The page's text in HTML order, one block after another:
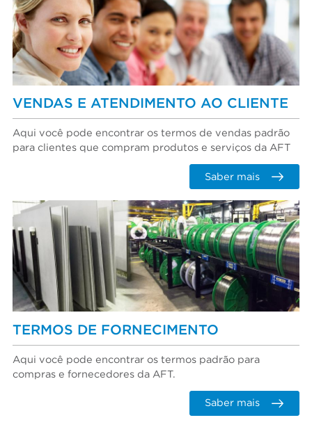
VENDAS E ATENDIMENTO AO CLIENTE
Aqui você pode encontrar os termos de vendas padrão
para clientes que compram produtos e serviços da AFT
Saber mais
TERMOS DE FORNECIMENTO
Aqui você pode encontrar os termos padrão para
compras e fornecedores da AFT.
Saber mais